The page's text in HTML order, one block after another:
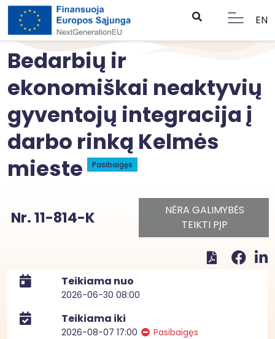
EN
Bedarbių ir
ekonomiškai neaktyvių
gyventojų integracija į
darbo rinką Kelmės
mieste
Pasibaigęs
Nr. 11-814-K
NĖRA GALIMYBĖS
TEIKTI PĮP
Teikiama nuo
2026-06-30 08:00
Teikiama iki
2026-08-07 17:00 Pasibaigęs